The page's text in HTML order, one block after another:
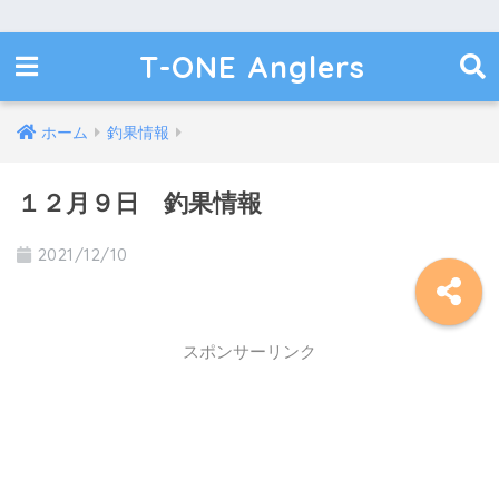
T-ONE Anglers
ホーム 釣果情報
１２月９日 釣果情報
2021/12/10
スポンサーリンク